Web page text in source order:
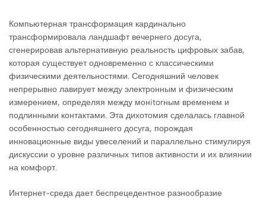
Компьютерная трансформация кардинально
трансформировала ландшафт вечернего досуга,
сгенерировав альтернативную реальность цифровых забав,
которая существует одновременно с классическими
физическими деятельностями. Сегодняшний человек
непрерывно лавирует между электронным и физическим
измерением, определяя между монitorным временем и
подлинными контактами. Эта дихотомия сделалась главной
особенностью сегодняшнего досуга, порождая
инновационные виды увеселений и параллельно стимулируя
дискуссии о уровне различных типов активности и их влиянии
на комфорт.
Интернет-среда дает беспрецедентное разнообразие